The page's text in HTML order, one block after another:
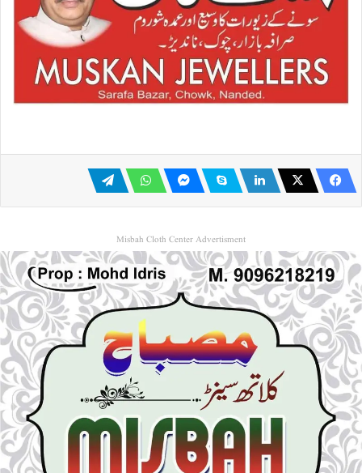
Misbah Cloth Center Advertisment